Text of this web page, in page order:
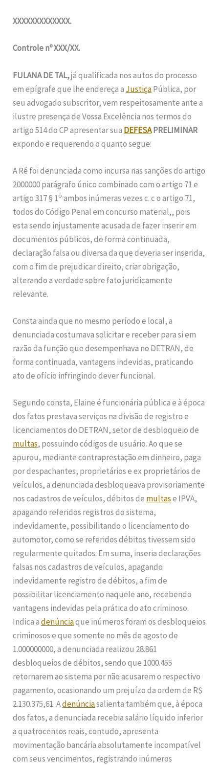
XXXXXXXXXXXXX.
Controle nº XXX/XX.
FULANA DE TAL,já qualificada nos autos do processo
em epígrafe que lhe endereça a JustiçaPública, por
seu advogado subscritor, vem respeitosamente ante a
ilustre presença de Vossa Excelência nos termos do
artigo 514 do CP apresentar sua DEFESAPRELIMINAR
expondo e requerendo o quanto segue:
A Ré foi denunciada como incursa nas sanções do artigo
2000000 parágrafo único combinado com o artigo 71 e
artigo 317 § 1o ambos inúmeras vezes c. c o artigo 71,
todos do Código Penal em concurso material,, pois
esta sendo injustamente acusada de fazer inserir em
documentos públicos, de forma continuada,
declaração falsa ou diversa da que deveria ser inserida,
com o fim de prejudicar direito, criar obrigação,
alterando a verdade sobre fato juridicamente
relevante.
Consta ainda que no mesmo período e local, a
denunciada costumava solicitar e receber para si em
razão da função que desempenhava no DETRAN, de
forma continuada, vantagens indevidas, praticando
ato de ofício infringindo dever funcional.
Segundo consta, Elaine é funcionária pública e à época
dos fatos prestava serviços na divisão de registro e
licenciamentos do DETRAN, setor de desbloqueio de
multas, possuindo códigos de usuário. Ao que se
apurou, mediante contraprestação em dinheiro, paga
por despachantes, proprietários e ex proprietários de
veículos, a denunciada desbloqueava provisoriamente
nos cadastros de veículos, débitos de multase IPVA,
apagando referidos registros do sistema,
indevidamente, possibilitando o licenciamento do
automotor, como se referidos débitos tivessem sido
regularmente quitados. Em suma, inseria declarações
falsas nos cadastros de veículos, apagando
indevidamente registro de débitos, a fim de
possibilitar licenciamento naquele ano, recebendo
vantagens indevidas pela prática do ato criminoso.
Indica adenúnciaque inúmeros foram os desbloqueios
criminosos e que somente no mês de agosto de
1.000000000, a denunciada realizou 28.861
desbloqueios de débitos, sendo que 1000.455
retornarem ao sistema por não acusarem o respectivo
pagamento, ocasionando um prejuízo da ordem de R$
2.130.375,61. Adenúnciasalienta também que, à época
dos fatos, a denunciada recebia salário líquido inferior
a quatrocentos reais, contudo, apresenta
movimentação bancária absolutamente incompatível
com seus vencimentos, registrando inúmeros